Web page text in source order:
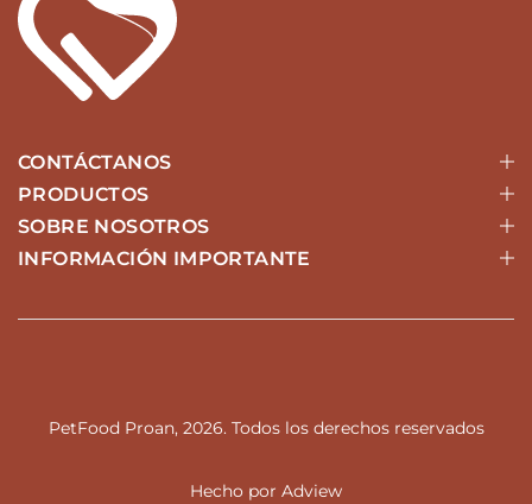
CONTÁCTANOS
PRODUCTOS
SOBRE NOSOTROS
INFORMACIÓN IMPORTANTE
PetFood Proan, 2026. Todos los derechos reservados
Hecho por Adview